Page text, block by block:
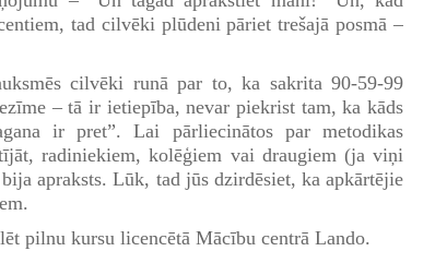
tad cilvēki plūdeni pāriet trešajā posmā –
cilvēki runā par to, ka sakrita 90-59-99
– tā ir ietiepība, nevar piekrist tam, ka kāds
ir pret”. Lai pārliecinātos par metodikas
radiniekiem, kolēģiem vai draugiem (ja viņi
apraksts. Lūk, tad jūs dzirdēsiet, ka apkārtējie
pilnu kursu licencētā Mācību centrā Lando.